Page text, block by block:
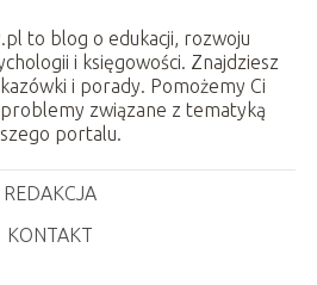
to blog o edukacji, rozwoju
i księgowości. Znajdziesz
i porady. Pomożemy Ci
związane z tematyką
portalu.
REDAKCJA
KONTAKT